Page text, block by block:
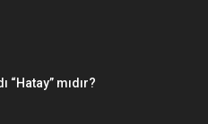
“Hatay” mıdır?